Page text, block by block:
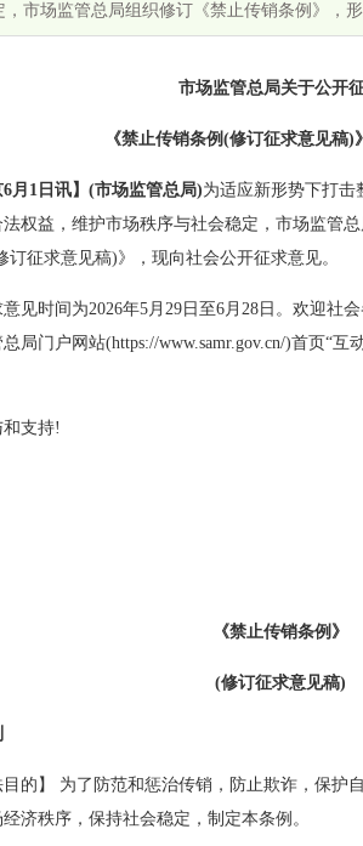
，市场监管总局组织修订《禁止传销条例》，
市场监管总局关于公开
《禁止传销条例(修订征求意见稿)
6月1日讯】(市场监管总局)为适应新形势下打击
权益，维护市场秩序与社会稳定，市场监管
订征求意见稿)》，现向社会公开征求意见。
见时间为2026年5月29日至6月28日。欢迎社
局门户网站(https://www.samr.gov.cn/)首页“互
支持!
《禁止传销条例》
(修订征求意见稿)
的】 为了防范和惩治传销，防止欺诈，保护
济秩序，保持社会稳定，制定本条例。